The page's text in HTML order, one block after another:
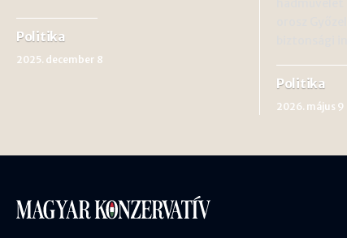
Politika
2025. december 8
Politika
2026. május 9